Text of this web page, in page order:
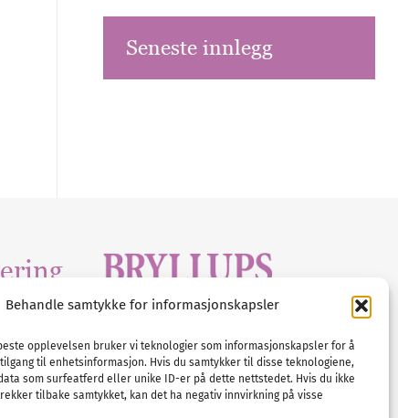
Behandle samtykke for informasjonskapsler
opplevelsen bruker vi teknologier som informasjonskapsler for å
til enhetsinformasjon. Hvis du samtykker til disse teknologiene,
som surfeatferd eller unike ID-er på dette nettstedet. Hvis du ikke
tilbake samtykket, kan det ha negativ innvirkning på visse
Seneste innlegg
E-post :info@nordicbridalmedia.com
Bryllupsmagasinet Norge
© All rights reserved.
VAT: NO911740648